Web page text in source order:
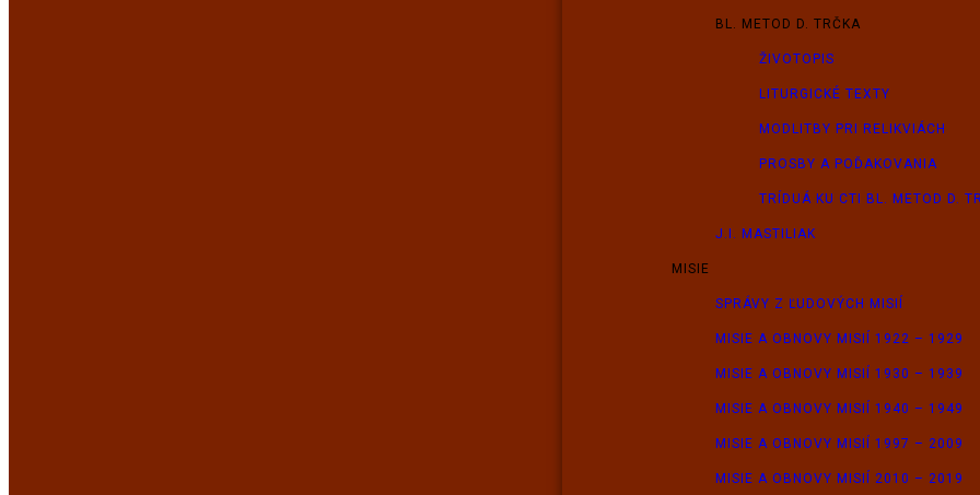
BL. METOD D. TRČKA
ŽIVOTOPIS
LITURGICKÉ TEXTY
MODLITBY PRI RELIKVIÁCH
PROSBY A POĎAKOVANIA
TRÍDUÁ KU CTI BL. METOD D.
J.I. MASTILIAK
MISIE
SPRÁVY Z ĽUDOVÝCH MISIÍ
MISIE A OBNOVY MISIÍ 1922 – 1929
MISIE A OBNOVY MISIÍ 1930 – 1939
MISIE A OBNOVY MISIÍ 1940 – 1949
MISIE A OBNOVY MISIÍ 1997 – 2009
MISIE A OBNOVY MISIÍ 2010 – 2019